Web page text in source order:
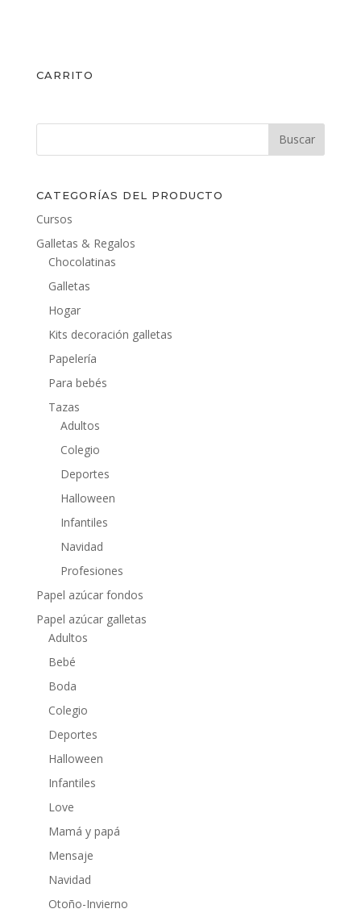
CARRITO
CATEGORÍAS DEL PRODUCTO
Cursos
Galletas & Regalos
Chocolatinas
Galletas
Hogar
Kits decoración galletas
Papelería
Para bebés
Tazas
Adultos
Colegio
Deportes
Halloween
Infantiles
Navidad
Profesiones
Papel azúcar fondos
Papel azúcar galletas
Adultos
Bebé
Boda
Colegio
Deportes
Halloween
Infantiles
Love
Mamá y papá
Mensaje
Navidad
Otoño-Invierno